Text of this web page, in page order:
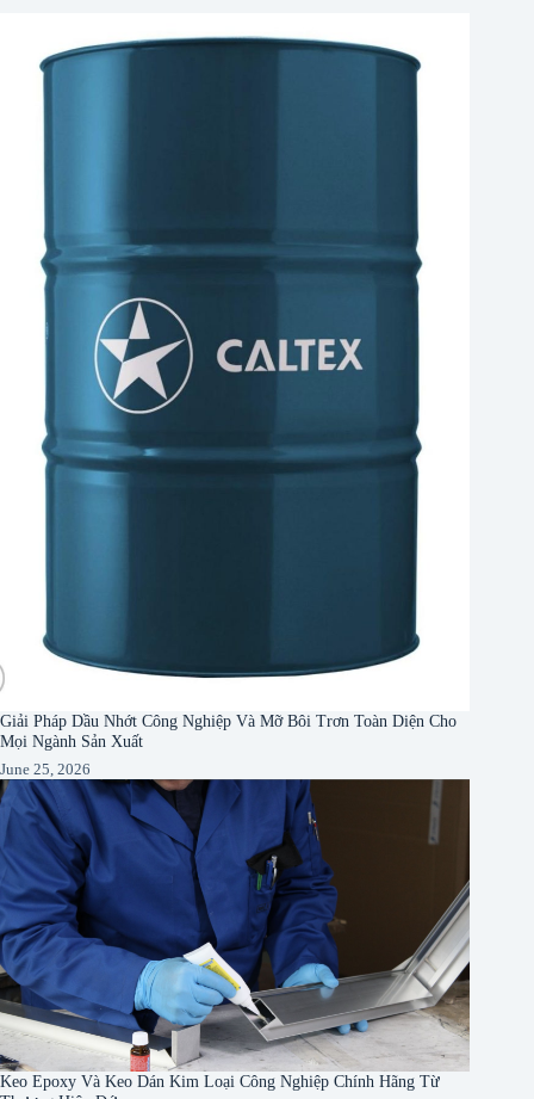
Giải Pháp Dầu Nhớt Công Nghiệp Và Mỡ Bôi Trơn Toàn Diện Cho
Mọi Ngành Sản Xuất
June 25, 2026
Keo Epoxy Và Keo Dán Kim Loại Công Nghiệp Chính Hãng Từ